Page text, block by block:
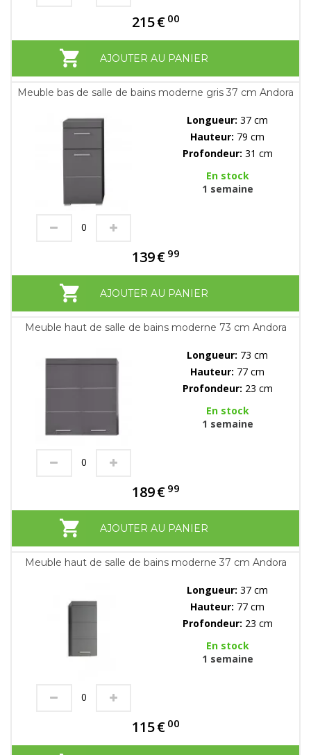
215€ 00
AJOUTER AU PANIER
Meuble bas de salle de bains moderne gris 37 cm Andora
Longueur: 37 cm
Hauteur: 79 cm
Profondeur: 31 cm
En stock
1 semaine
139€ 99
AJOUTER AU PANIER
Meuble haut de salle de bains moderne 73 cm Andora
Longueur: 73 cm
Hauteur: 77 cm
Profondeur: 23 cm
En stock
1 semaine
189€ 99
AJOUTER AU PANIER
Meuble haut de salle de bains moderne 37 cm Andora
Longueur: 37 cm
Hauteur: 77 cm
Profondeur: 23 cm
En stock
1 semaine
115€ 00